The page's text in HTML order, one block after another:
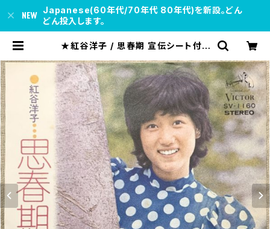
Japanese(60年代/70年代 80年代)を新設。どん
どん投入します。
★紅谷洋子 / 思春期 宣伝シート付 |